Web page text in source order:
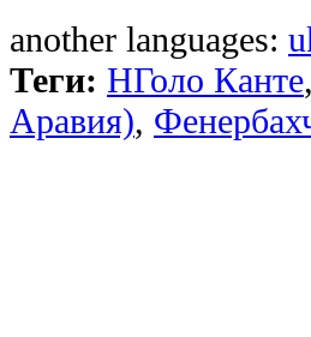
another languages:
Теги: НГоло Канте,
Аравия),